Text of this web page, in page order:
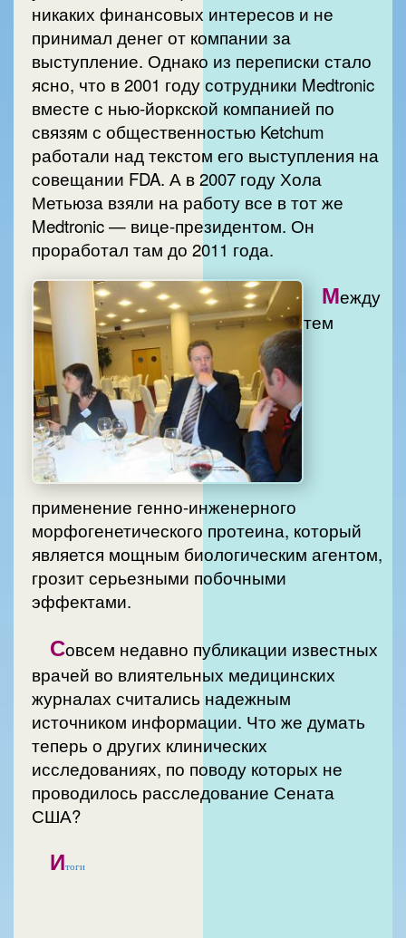
никаких финансовых интересов и не
принимал денег от компании за
выступление. Однако из переписки стало
ясно, что в 2001 году сотрудники Medtronic
вместе с нью-йоркской компанией по
связям с общественностью Ketchum
работали над текстом его выступления на
совещании FDA. А в 2007 году Хола
Метьюза взяли на работу все в тот же
Medtronic — вице-президентом. Он
проработал там до 2011 года.
Между
тем
применение генно-инженерного
морфогенетического протеина, который
является мощным биологическим агентом,
грозит серьезными побочными
эффектами.
Совсем недавно публикации известных
врачей во влиятельных медицинских
журналах считались надежным
источником информации. Что же думать
теперь о других клинических
исследованиях, по поводу которых не
проводилось расследование Сената
США?
Итоги